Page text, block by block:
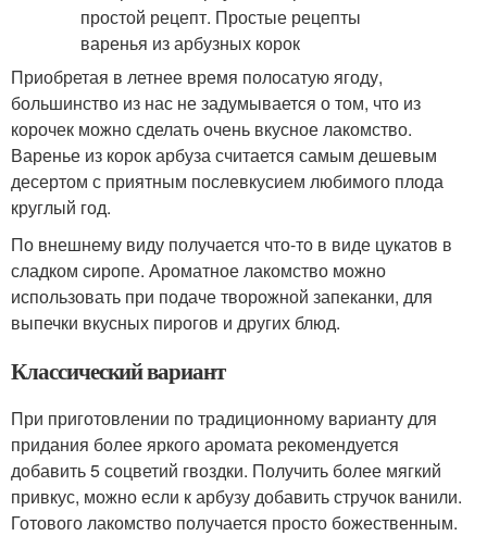
Приобретая в летнее время полосатую ягоду,
большинство из нас не задумывается о том, что из
корочек можно сделать очень вкусное лакомство.
Варенье из корок арбуза считается самым дешевым
десертом с приятным послевкусием любимого плода
круглый год.
По внешнему виду получается что-то в виде цукатов в
сладком сиропе. Ароматное лакомство можно
использовать при подаче творожной запеканки, для
выпечки вкусных пирогов и других блюд.
Классический вариант
При приготовлении по традиционному варианту для
придания более яркого аромата рекомендуется
добавить 5 соцветий гвоздки. Получить более мягкий
привкус, можно если к арбузу добавить стручок ванили.
Готового лакомство получается просто божественным.